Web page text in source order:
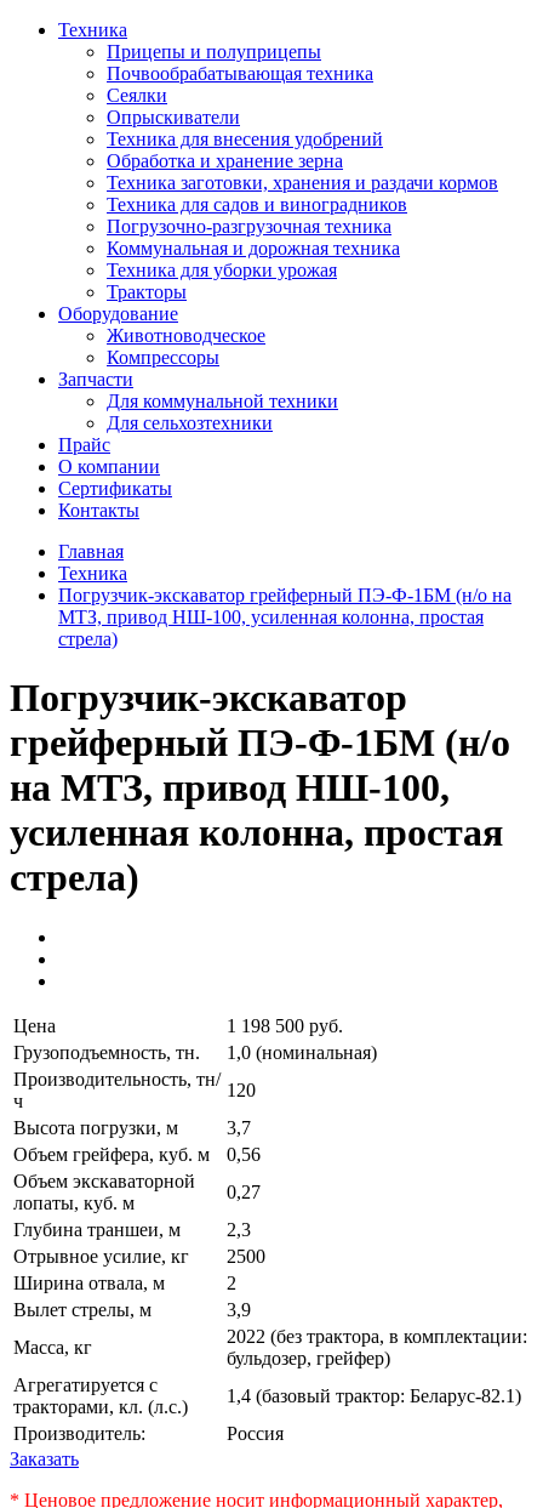
Техника
Прицепы и полуприцепы
Почвообрабатывающая техника
Сеялки
Опрыскиватели
Техника для внесения удобрений
Обработка и хранение зерна
Техника заготовки, хранения и раздачи кормов
Техника для садов и виноградников
Погрузочно-разгрузочная техника
Коммунальная и дорожная техника
Техника для уборки урожая
Тракторы
Оборудование
Животноводческое
Компрессоры
Запчасти
Для коммунальной техники
Для сельхозтехники
Прайс
О компании
Сертификаты
Контакты
Главная
Техника
Погрузчик-экскаватор грейферный ПЭ-Ф-1БМ (н/о на
МТЗ, привод НШ-100, усиленная колонна, простая
стрела)
Погрузчик-экскаватор
грейферный ПЭ-Ф-1БМ (н/о
на МТЗ, привод НШ-100,
усиленная колонна, простая
стрела)
Цена
1 198 500 руб.
Грузоподъемность, тн.
1,0 (номинальная)
Производительность, тн/
ч
120
Высота погрузки, м
3,7
Объем грейфера, куб. м
0,56
Объем экскаваторной
лопаты, куб. м
0,27
Глубина траншеи, м
2,3
Отрывное усилие, кг
2500
Ширина отвала, м
2
Вылет стрелы, м
3,9
Масса, кг
2022 (без трактора, в комплектации:
бульдозер, грейфер)
Агрегатируется с
тракторами, кл. (л.с.)
1,4 (базовый трактор: Беларус-82.1)
Производитель:
Россия
Заказать
* Ценовое предложение носит информационный характер,